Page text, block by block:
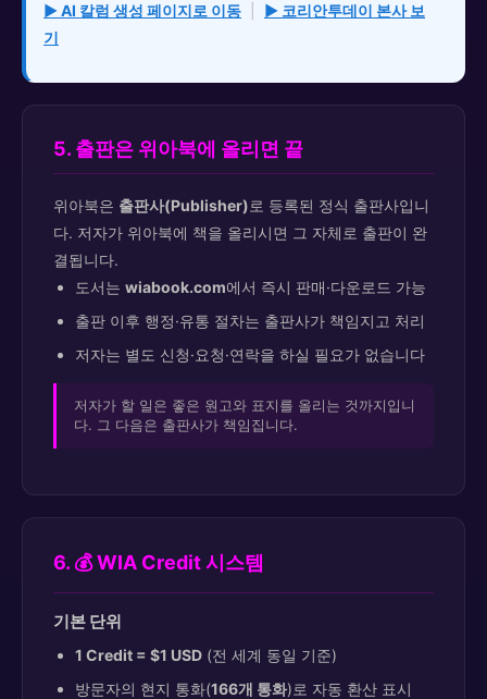
▶ AI 칼럼 생성 페이지로 이동
▶ 코리안투데이 본사 보
기
5. 출판은 위아북에 올리면 끝
위아북은 출판사(Publisher)로 등록된 정식 출판사입니
다. 저자가 위아북에 책을 올리시면 그 자체로 출판이 완
결됩니다.
도서는 wiabook.com에서 즉시 판매·다운로드 가능
출판 이후 행정·유통 절차는 출판사가 책임지고 처리
저자는 별도 신청·요청·연락을 하실 필요가 없습니다
저자가 할 일은 좋은 원고와 표지를 올리는 것까지입니
다. 그 다음은 출판사가 책임집니다.
6. 💰 WIA Credit 시스템
기본 단위
1 Credit = $1 USD (전 세계 동일 기준)
방문자의 현지 통화(166개 통화)로 자동 환산 표시